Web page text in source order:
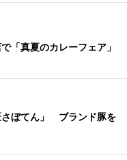
「真夏のカレーフェア」
さぼてん」 ブランド豚を